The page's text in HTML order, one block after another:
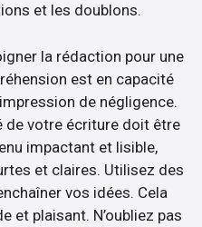
et les doublons.
la rédaction pour une
est en capacité
de négligence.
de votre écriture doit être
impactant et lisible,
et claires. Utilisez des
vos idées. Cela
et plaisant. N’oubliez pas